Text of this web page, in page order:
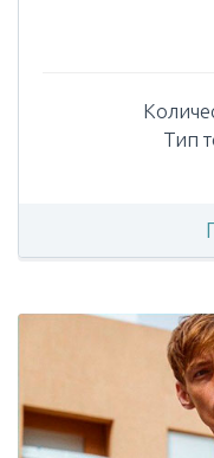
Тип